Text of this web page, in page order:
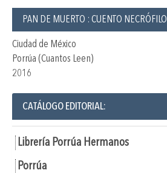
PAN DE MUERTO : CUENTO NECRÓFILO
Ciudad de México
Porrúa (Cuantos Leen)
2016
CATÁLOGO EDITORIAL:
Librería Porrúa Hermanos
Porrúa